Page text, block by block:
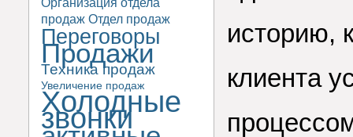
продаж Отдел продаж
Переговоры
Продажи
Техника продаж
Увеличение продаж
Холодные
звонки
историю,
клиента